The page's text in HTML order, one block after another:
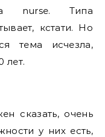
на nurse. Типа
кстати. Но
тема исчезла,
лет.
сказать, очень
у них есть,